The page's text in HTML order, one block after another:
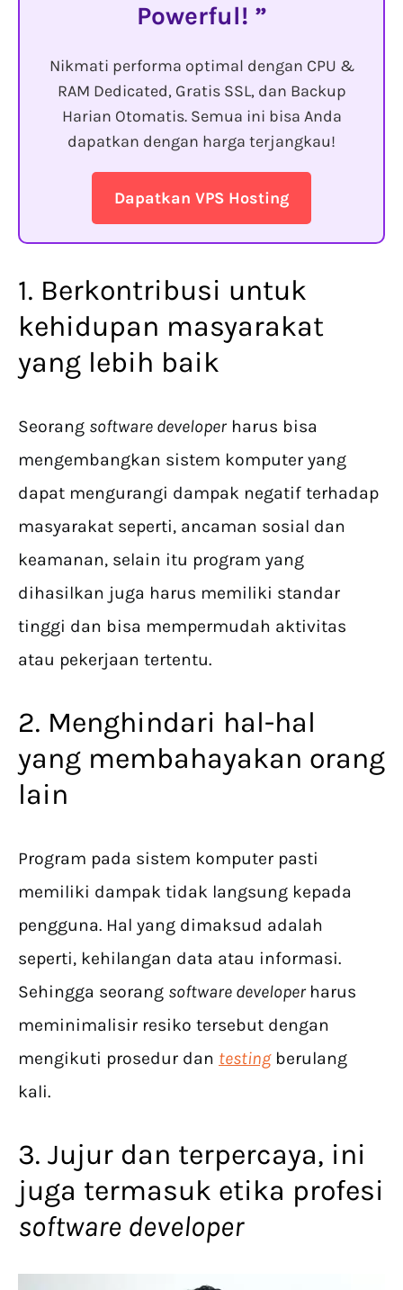
Powerful!
Nikmati performa optimal dengan CPU &
RAM Dedicated, Gratis SSL, dan Backup
Harian Otomatis. Semua ini bisa Anda
dapatkan dengan harga terjangkau!
Dapatkan VPS Hosting
1. Berkontribusi untuk
kehidupan masyarakat
yang lebih baik
Seorang software developer harus bisa
mengembangkan sistem komputer yang
dapat mengurangi dampak negatif terhadap
masyarakat seperti, ancaman sosial dan
keamanan, selain itu program yang
dihasilkan juga harus memiliki standar
tinggi dan bisa mempermudah aktivitas
atau pekerjaan tertentu.
2. Menghindari hal-hal
yang membahayakan orang
lain
Program pada sistem komputer pasti
memiliki dampak tidak langsung kepada
pengguna. Hal yang dimaksud adalah
seperti, kehilangan data atau informasi.
Sehingga seorang software developer harus
meminimalisir resiko tersebut dengan
mengikuti prosedur dan testingberulang
kali.
3. Jujur dan terpercaya, ini
juga termasuk etika profesi
software developer